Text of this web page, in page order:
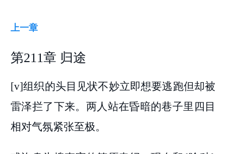
上一章
第211章 归途